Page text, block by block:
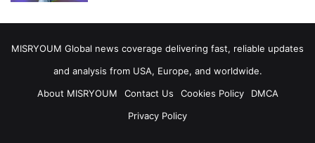
MISRYOUM Global news coverage delivering fast, reliable updates
and analysis from USA, Europe, and worldwide.
About MISRYOUM
Contact Us Cookies Policy
DMCA
Privacy Policy